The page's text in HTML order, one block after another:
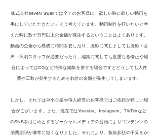
株式会社seveN Swellでは全てのお客様に 「欲しい時に欲しい動画を
手にしていただきたい」そう考えています。 動画制作を行いたいと考
えた時に数十万円以上の金額が発生するということはよくあります。
動画の企画から構成に時間を要したり、 撮影に関しましても撮影・音
声・照明スタッフが必要だったり、 編集に関しても度重なる修正や場
合によってはCGなど特殊な編集を要する場合ですと どうしても人件
費や工数が発生するためそれ位の金額が発生してしまいます。
しかし、それでは中小企業や個人経営のお客様ではご依頼が難しい場
合がございます。
また、現在ではYoutube、Instagram、TikTokなど
のSNSをはじめとするソーシャルメディアの台頭によりコンテンツの
消費期限が非常に短くなりました。 それにより、折角多額の予算をか